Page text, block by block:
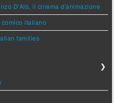
D'Alò, il cinema d'animazione
italiano
families
❯